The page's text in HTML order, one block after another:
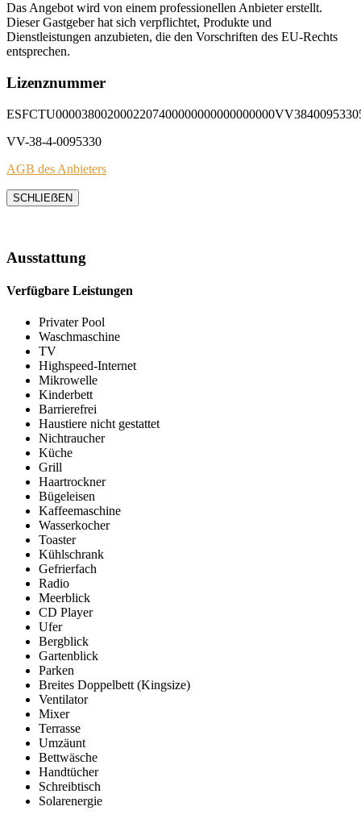
Das Angebot wird von einem professionellen Anbieter erstellt.
Dieser Gastgeber hat sich verpflichtet, Produkte und
Dienstleistungen anzubieten, die den Vorschriften des EU-Rechts
entsprechen.
Lizenznummer
VV-38-4-0095330
AGB des Anbieters
SCHLIEẞEN
Ausstattung
Verfügbare Leistungen
Privater Pool
Waschmaschine
TV
Highspeed-Internet
Mikrowelle
Kinderbett
Barrierefrei
Haustiere nicht gestattet
Nichtraucher
Küche
Grill
Haartrockner
Bügeleisen
Kaffeemaschine
Wasserkocher
Toaster
Kühlschrank
Gefrierfach
Radio
Meerblick
CD Player
Ufer
Bergblick
Gartenblick
Parken
Breites Doppelbett (Kingsize)
Ventilator
Mixer
Terrasse
Umzäunt
Bettwäsche
Handtücher
Schreibtisch
Solarenergie